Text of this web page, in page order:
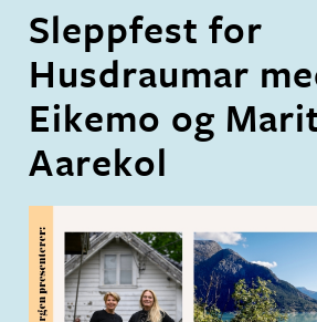
Sleppfest for
Husdraumar
Eikemo og
Aarekol